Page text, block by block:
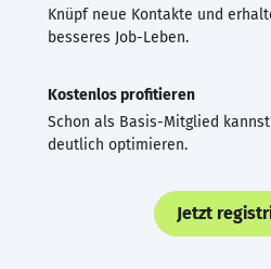
Knüpf neue Kontakte und
besseres Job-Leben.
Kostenlos profitieren
Schon als Basis-Mitglied kannst
deutlich optimieren.
Jetzt